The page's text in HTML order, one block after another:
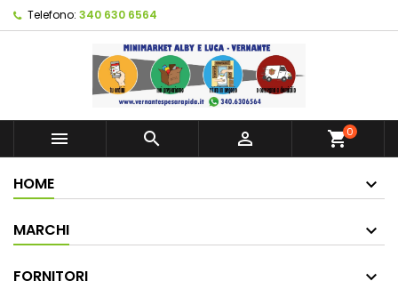
Telefono: 340 630 6564
   shopping_cart0
HOME
MARCHI
FORNITORI